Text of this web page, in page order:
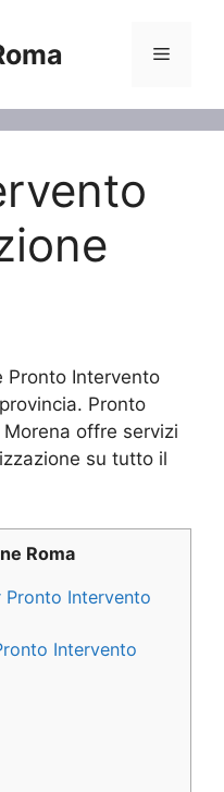
Menu
Pronto Intervento
Pronto
offre servizi
su tutto il
Roma
Intervento
Intervento